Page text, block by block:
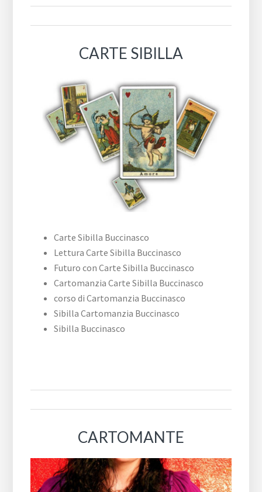
CARTE SIBILLA
Carte Sibilla Buccinasco
Lettura Carte Sibilla Buccinasco
Futuro con Carte Sibilla Buccinasco
Cartomanzia Carte Sibilla Buccinasco
corso di Cartomanzia Buccinasco
Sibilla Cartomanzia Buccinasco
Sibilla Buccinasco
CARTOMANTE